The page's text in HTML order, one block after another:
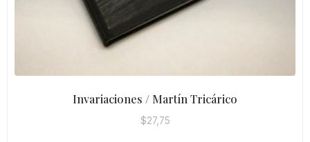
Invariaciones / Martín Tricárico
$27,75